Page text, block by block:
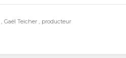
Gaël Teicher producteur